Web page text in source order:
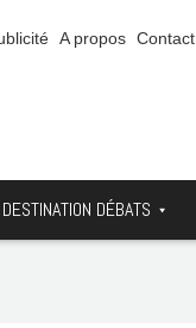
A propos Contact
DESTINATION DÉBATS